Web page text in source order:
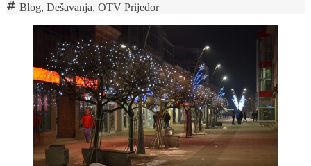
Blog, Dešavanja, OTV Prijedor